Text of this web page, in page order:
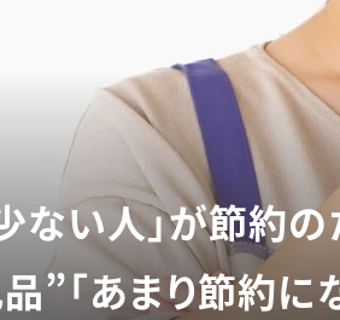
ない人」が節約
”「あまり節約に